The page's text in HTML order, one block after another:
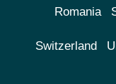
Romania
Switzerland